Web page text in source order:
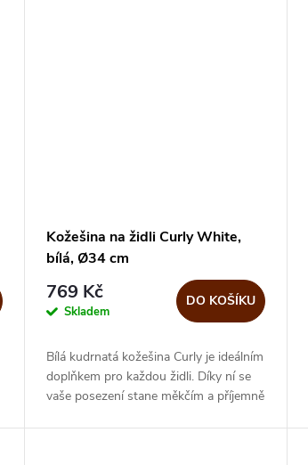
Kožešina na židli Curly White,
bílá, Ø34 cm
769 Kč
Skladem
DO KOŠÍKU
Bílá kudrnatá kožešina Curly je ideálním
doplňkem pro každou židli. Díky ní se
vaše posezení stane měkčím a příjemně